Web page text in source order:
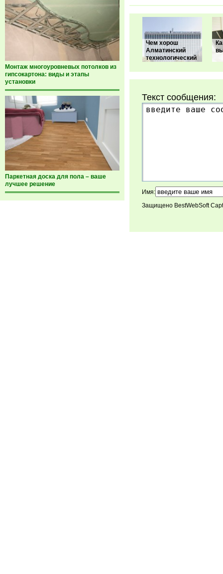
Монтаж многоуровневых потолков из
гипсокартона: виды и этапы
установки
Паркетная доска для пола – ваше
лучшее решение
Чем хорош
Алматинский
технологический
Текст сообщения:
Имя:
Защищено BestWebSoft